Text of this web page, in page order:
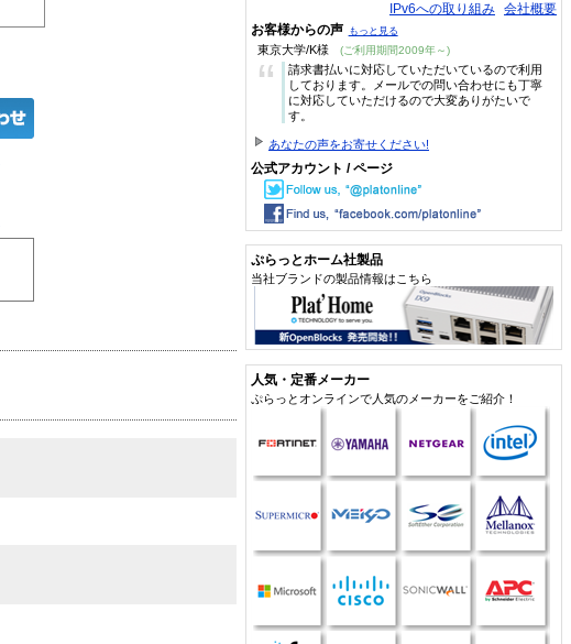
IPv6への取り組み 会社概要
お客様からの声 もっと見る
東京大学/K様 (ご利用期間2009年～)
“
請求書払いに対応していただいているので利用
しております。メールでの問い合わせにも丁寧
に対応していただけるので大変ありがたいで
す。
あなたの声をお寄せください!
公式アカウント / ページ
ぷらっとホーム社製品
当社ブランドの製品情報はこちら
人気・定番メーカー
ぷらっとオンラインで人気のメーカーをご紹介！